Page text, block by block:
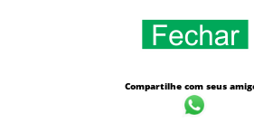
Compartilhe com seus